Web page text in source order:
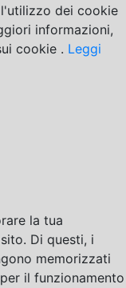
dei cookie
informazioni,
cookie . Leggi
la tua
Di questi, i
memorizzati
il funzionamento